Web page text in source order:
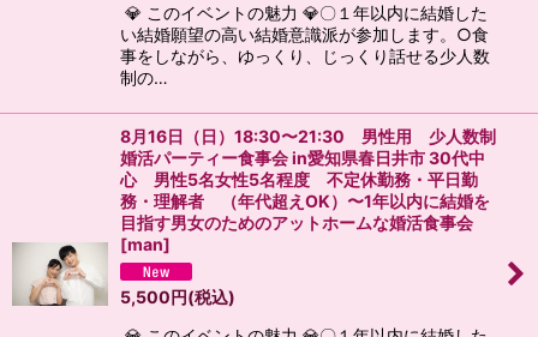
💎 このイベントの魅力 💎〇１年以内に結婚した
い結婚願望の高い結婚意識派が参加します。○食
事をしながら、ゆっくり、じっくり話せる少人数
制の…
8月16日（日）18:30〜21:30 男性用 少人数制
婚活パーティー食事会 in愛知県春日井市 30代中
心 男性5名女性5名程度 不定休勤務・平日勤
務・理解者 （年代超えOK）〜1年以内に結婚を
目指す男女のためのアットホームな婚活食事会
[man]
5,500円(税込)